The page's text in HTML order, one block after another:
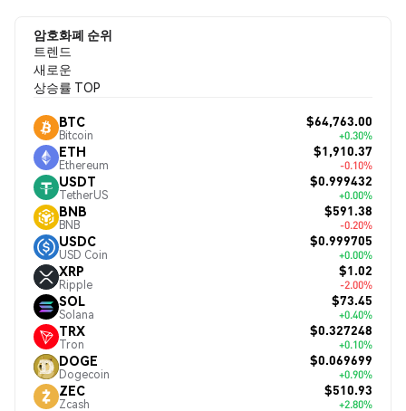
암호화폐 순위
트렌드
새로운
상승률 TOP
BTC
Bitcoin
$64,763.00
+0.30%
ETH
Ethereum
$1,910.37
-0.10%
USDT
TetherUS
$0.999432
+0.00%
BNB
BNB
$591.38
-0.20%
USDC
USD Coin
$0.999705
+0.00%
XRP
Ripple
$1.02
-2.00%
SOL
Solana
$73.45
+0.40%
TRX
Tron
$0.327248
+0.10%
DOGE
Dogecoin
$0.069699
+0.90%
ZEC
Zcash
$510.93
+2.80%